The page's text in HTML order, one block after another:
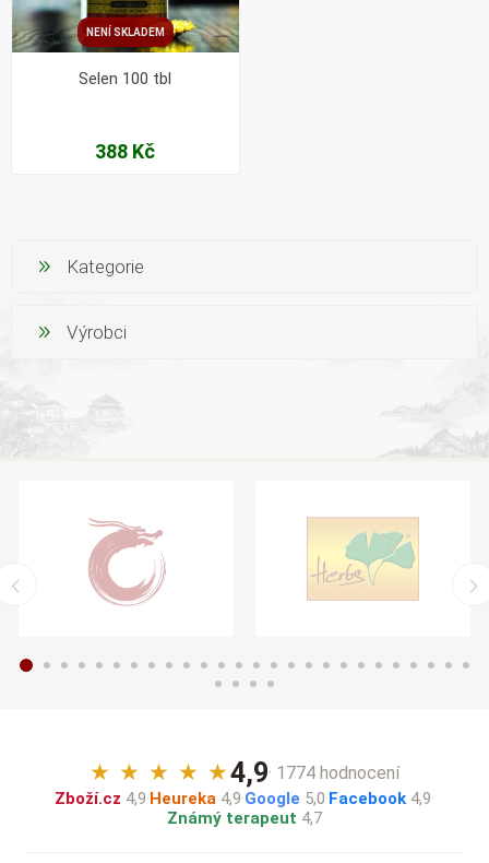
NENÍ SKLADEM
Selen 100 tbl
388 Kč
Kategorie
Výrobci
★ ★ ★ ★ ★4,9· 1774 hodnocení
Zboží.cz 4,9· Heureka 4,9·Google 5,0· Facebook 4,9·
Známý terapeut 4,7